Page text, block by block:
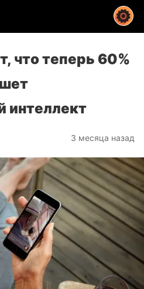
что теперь 60%
интеллект
3 месяца назад